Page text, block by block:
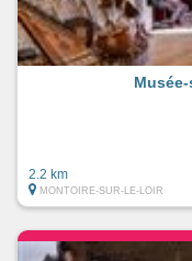
2.2 km
MONTOIRE-SUR-LE-LOIR